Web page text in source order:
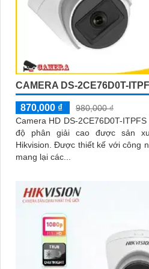
CAMERA DS-2CE76D0T-
870,000 ₫
980,000 ₫
Camera HD DS-2CE76D0T-
độ phân giải cao được sản
Hikvision. Được thiết kế với công nghệ mới nhất, camera này
mang lại các...